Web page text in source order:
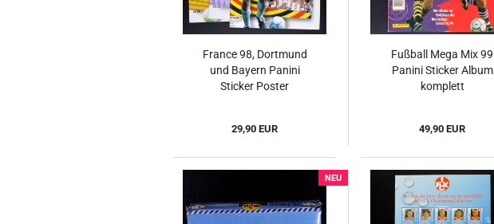
France 98, Dortmund
und Bayern Panini
Sticker Poster
29,90 EUR
Fußball Mega Mix 99
Panini Sticker Album
komplett
49,90 EUR
NEU